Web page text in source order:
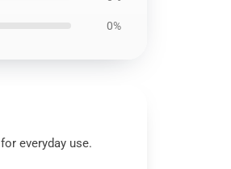
0%
everyday use.